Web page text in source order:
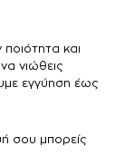
ποιότητα και
νιώθεις
εγγύηση έως
σου μπορείς